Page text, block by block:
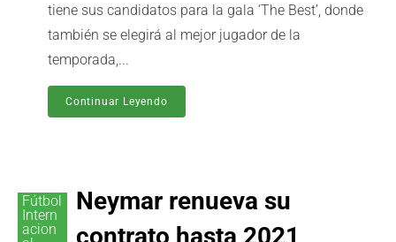
tiene sus candidatos para la gala ‘The Best’, donde
también se elegirá al mejor jugador de la
temporada,...
Continuar Leyendo
Fútbol
Intern
acion
Neymar renueva su
contrato hasta 2021